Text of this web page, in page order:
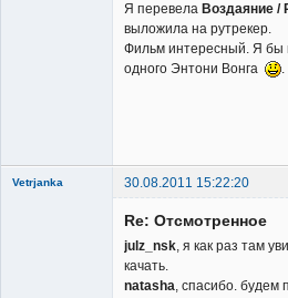
Я перевела Воздаяние /
выложила на рутрекер.
Фильм интересный. Я бы
одного Энтони Вонга
.
Vetrjanka
30.08.2011 15:22:20
Re: Отсмотренное
julz_nsk , я как раз там
качать.
natasha , спасибо. будем